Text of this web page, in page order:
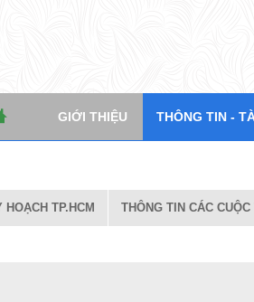
GIỚI THIỆU THÔNG TIN -
TP.HCM THÔNG TIN CÁC